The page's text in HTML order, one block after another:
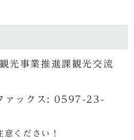
光事業推進課観光交流
ァックス: 0597-23-
ください！